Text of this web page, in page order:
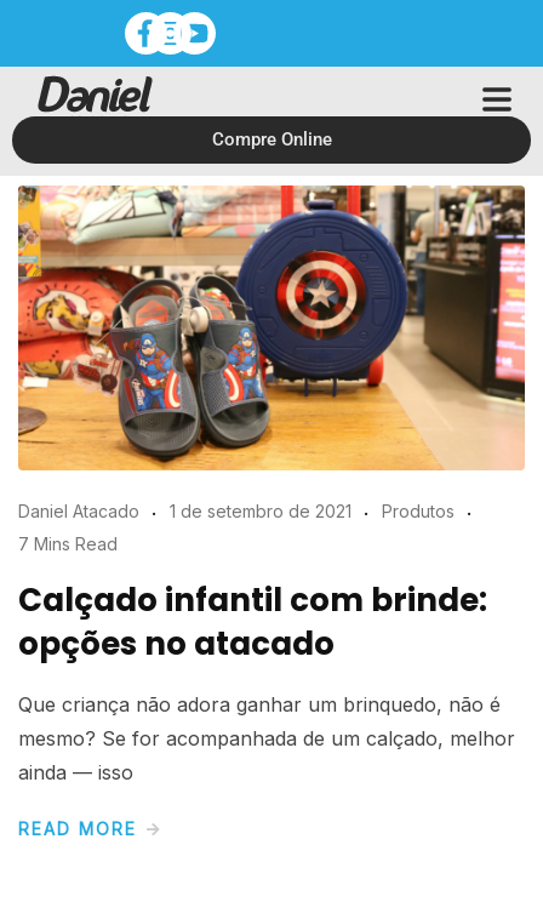
Compre Online
Daniel Atacado 1 de setembro de 2021
Produtos
7 Mins Read
Calçado infantil com brinde:
opções no atacado
Que criança não adora ganhar um brinquedo, não é
mesmo? Se for acompanhada de um calçado, melhor
ainda — isso
READ MORE